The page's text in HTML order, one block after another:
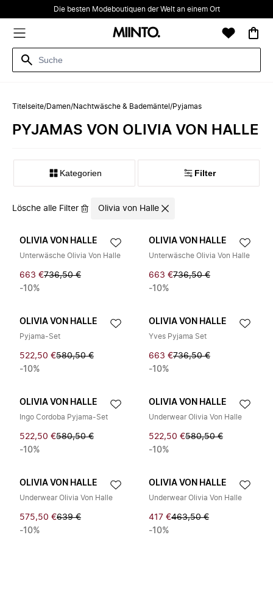
Die besten Modeboutiquen der Welt an einem Ort
Titelseite/Damen/Nachtwäsche & Bademäntel /Pyjamas
PYJAMAS VON OLIVIA VON HALLE
Kategorien Filter
Lösche alle Filter Olivia von Halle
OLIVIA VON HALLE
Unterwäsche Olivia Von Halle
663 €736,50 €
-10%
OLIVIA VON HALLE
Unterwäsche Olivia Von Halle
663 €736,50 €
-10%
OLIVIA VON HALLE
Pyjama-Set
522,50 €580,50 €
-10%
OLIVIA VON HALLE
Yves Pyjama Set
663 €736,50 €
-10%
OLIVIA VON HALLE
Ingo Cordoba Pyjama-Set
522,50 €580,50 €
-10%
OLIVIA VON HALLE
Underwear Olivia Von Halle
522,50 €580,50 €
-10%
OLIVIA VON HALLE
Underwear Olivia Von Halle
575,50 €639 €
-10%
OLIVIA VON HALLE
Underwear Olivia Von Halle
417 €463,50 €
-10%